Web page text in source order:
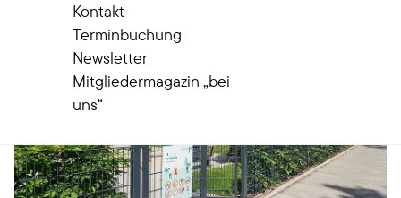
Kontakt
Terminbuchung
Newsletter
Mitgliedermagazin „bei
uns“